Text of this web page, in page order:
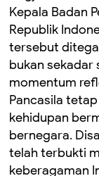
Kepala Badan
Republik
tersebut
bukan sekadar
momentum
Pancasila
kehidupan
bernegara.
telah terbukti
keberagaman